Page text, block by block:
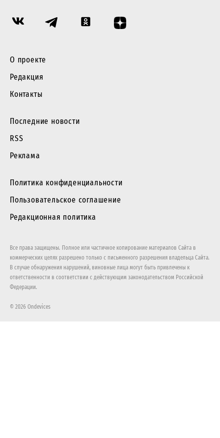
О проекте
Редакция
Контакты
Последние новости
RSS
Реклама
Политика конфиденциальности
Пользовательское соглашение
Редакционная политика
Все права защищены. Полное или частичное копирование материалов Сайта в
коммерческих целях разрешено только с письменного разрешения владельца Сайта.
В случае обнаружения нарушений, виновные лица могут быть привлечены к
ответственности в соответствии с действующим законодательством Российской
Федерации.
© 2026 Ondevices